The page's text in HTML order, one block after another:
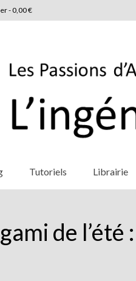
-0,00€
Tutoriels Librairie
de l’été